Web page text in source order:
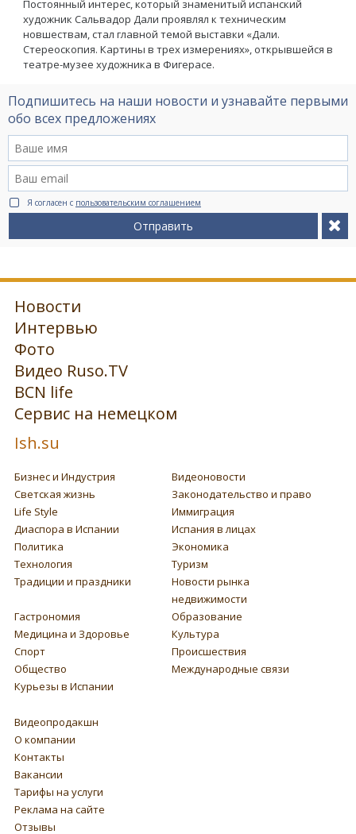
Постоянный интерес, который знаменитый испанский
художник Сальвадор Дали проявлял к техническим
новшествам, стал главной темой выставки «Дали.
Стереоскопия. Картины в трех измерениях», открывшейся в
театре-музее художника в Фигерасе.
Подпишитесь на наши новости и узнавайте первыми
обо всех предложениях
Я согласен с пользовательским соглашением
Отправить
Новости
Интервью
Фото
Видео Ruso.TV
BCN life
Сервис на немецком
Ish.su
Бизнес и Индустрия
Видеоновости
Светская жизнь
Законодательство и право
Life Style
Иммиграция
Диаспора в Испании
Испания в лицах
Политика
Экономика
Технология
Туризм
Традиции и праздники
Новости рынка
недвижимости
Гастрономия
Образование
Медицина и Здоровье
Культура
Спорт
Происшествия
Общество
Международные связи
Курьезы в Испании
Видеопродакшн
О компании
Контакты
Вакансии
Тарифы на услуги
Реклама на сайте
Отзывы